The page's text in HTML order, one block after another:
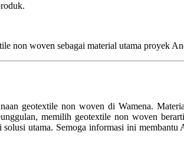
non woven sebagai material utama proyek
geotextile non woven di Wamena.
memilih geotextile non woven
utama. Semoga informasi ini